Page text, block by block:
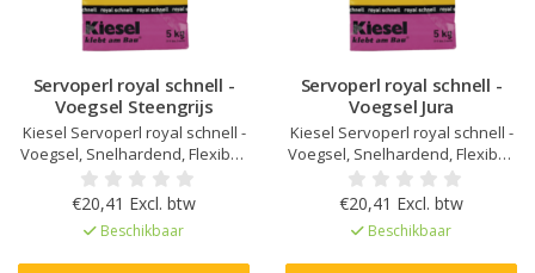
Servoperl royal schnell -
Voegsel Steengrijs
Kiesel Servoperl royal schnell -
Voegsel, Snelhardend, Flexibel,
water- en vuilafstotend, Voor 1-
10 mm voegbreedte, Voor
wand&vloer, binnen, buiten en
in natte ruimtes, Verhoogde
weerstand tegen zuren en
€20,41 Excl. btw
Beschikbaar
Servoperl royal schnell -
Voegsel Jura
Kiesel Servoperl royal schnell -
Voegsel, Snelhardend, Flexibel,
water- en vuilafstotend, Voor 1-
10 mm voegbreedte, Voor
wand&vloer, binnen, buiten en
in natte ruimtes, Verhoogde
weerstand tegen zuren en
€20,41 Excl. btw
Beschikbaar